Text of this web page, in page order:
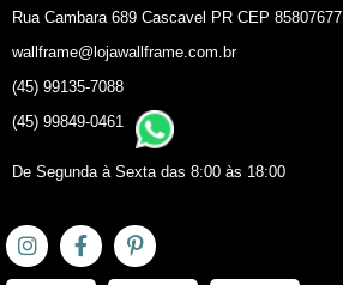
Rua Cambara 689 Cascavel PR CEP 85807677
wallframe@lojawallframe.com.br
(45) 99135-7088
(45) 99849-0461
De Segunda à Sexta das 8:00 às 18:00